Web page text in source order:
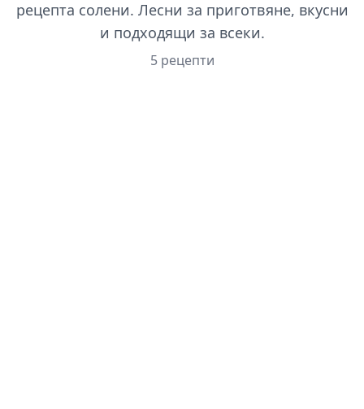
рецепта солени. Лесни за приготвяне, вкусни
и подходящи за всеки.
5 рецепти